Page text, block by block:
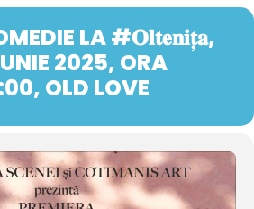
LA #𝐎𝐥𝐭𝐞𝐧𝐢𝐭̦𝐚,
2025, ORA
OLD LOVE